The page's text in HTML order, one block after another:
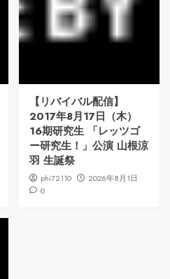
【リバイバル配信】
2017年8月17日（木）
16期研究生 「レッツゴ
ー研究生！」公演 山根涼
羽 生誕祭
phi72110
2026年8月1日
0